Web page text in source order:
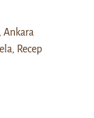
Ankara
Recep